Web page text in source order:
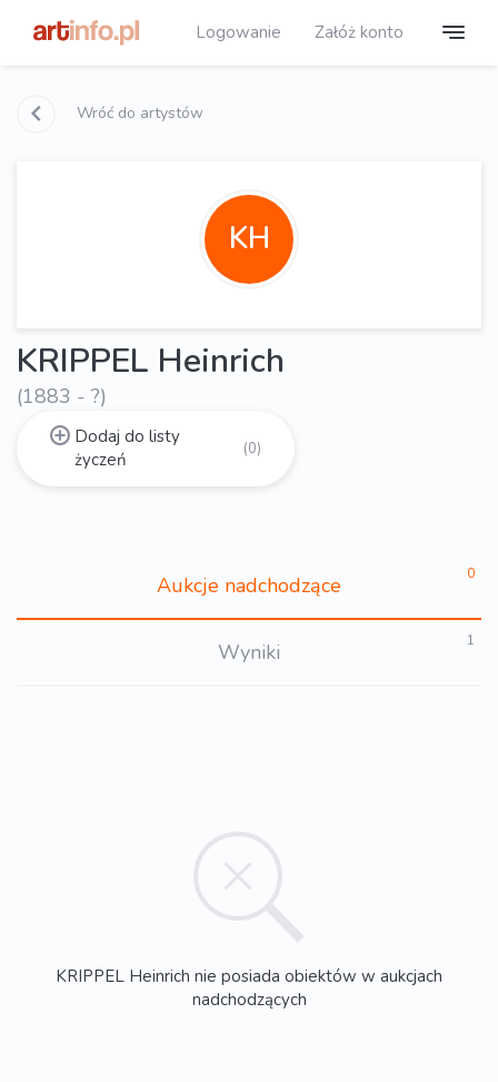
Logowanie Załóż konto
Wróć do artystów
KH
KRIPPEL Heinrich
(1883 - ?)
Dodaj do listy
życzeń
(0)
Aukcje nadchodzące 0
Wyniki 1
KRIPPEL Heinrich nie posiada obiektów w aukcjach
nadchodzących